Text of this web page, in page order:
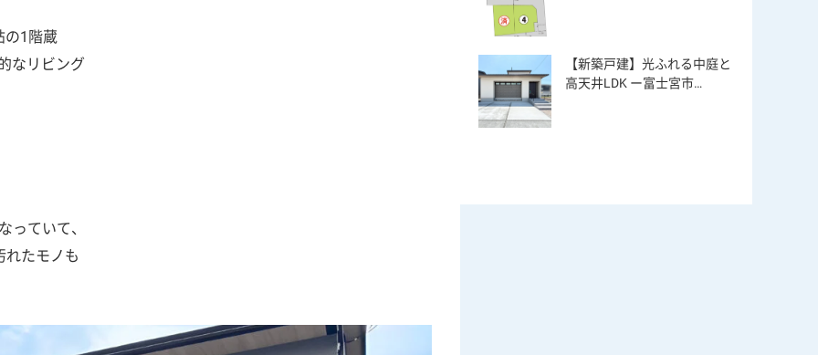
の1階蔵
なリビング
っていて、
れたモノも
【新築戸建】光ふれる中庭と
高天井LDK ー富士宮市…